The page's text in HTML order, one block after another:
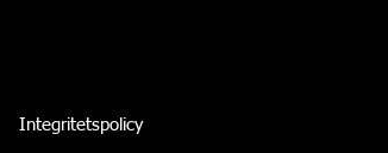
Integritetspolicy